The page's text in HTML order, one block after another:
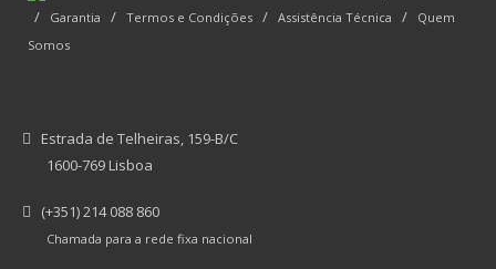
/ Garantia / Termos e Condições / Assistência Técnica /
Quem
Somos
Estrada de Telheiras, 159-B/C
1600-769 Lisboa
(+351) 214 088 860
Chamada para a rede fixa nacional